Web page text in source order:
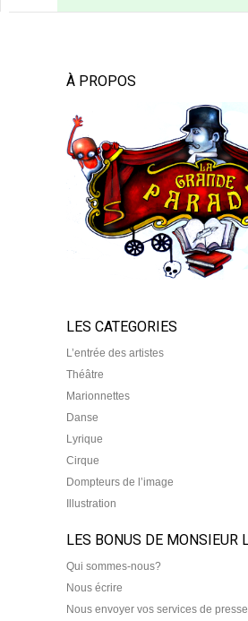
À PROPOS
LES CATEGORIES
L’entrée des artistes
Théâtre
Marionnettes
Danse
Lyrique
Cirque
Dompteurs de l’image
Illustration
LES BONUS DE MONSIEUR
Qui sommes-nous?
Nous écrire
Nous envoyer vos services de presse